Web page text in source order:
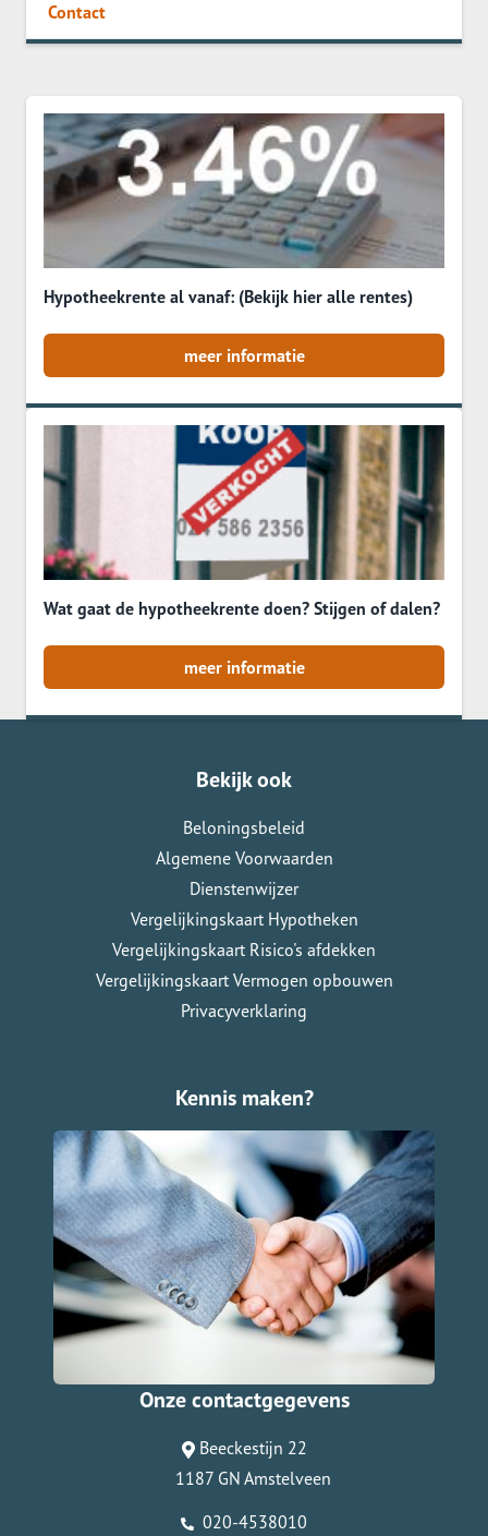
Contact
Hypotheekrente al vanaf: (Bekijk hier alle rentes)
meer informatie
Wat gaat de hypotheekrente doen? Stijgen of dalen?
meer informatie
Bekijk ook
Beloningsbeleid
Algemene Voorwaarden
Dienstenwijzer
Vergelijkingskaart Hypotheken
Vergelijkingskaart Risico's afdekken
Vergelijkingskaart Vermogen opbouwen
Privacyverklaring
Kennis maken?
Onze contactgegevens
Beeckestijn 22
1187 GN Amstelveen
020-4538010